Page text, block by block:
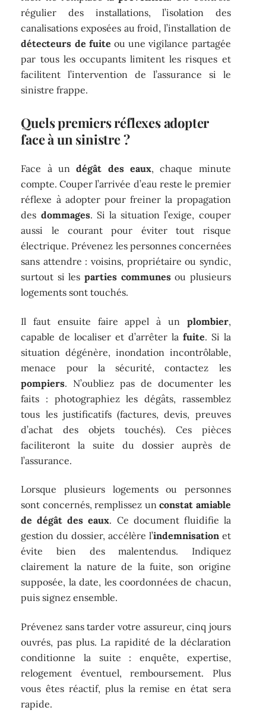
régulier des installations, l’isolation des
canalisations exposées au froid, l’installation de
détecteurs de fuite ou une vigilance partagée
par tous les occupants limitent les risques et
facilitent l’intervention de l’assurance si le
sinistre frappe.
Quels premiers réflexes adopter
face à un sinistre ?
Face à undégât des eaux, chaque minute
compte. Couper l’arrivée d’eau reste le premier
réflexe à adopter pour freiner la propagation
des dommages. Si la situation l’exige, couper
aussi le courant pour éviter tout risque
électrique. Prévenez les personnes concernées
sans attendre : voisins, propriétaire ou syndic,
surtout si les parties communesou plusieurs
logements sont touchés.
Il faut ensuite faire appel à un plombier,
capable de localiser et d’arrêter la fuite. Si la
situation dégénère, inondation incontrôlable,
menace pour la sécurité, contactez les
pompiers. N’oubliez pas de documenter les
faits : photographiez les dégâts, rassemblez
tous les justificatifs (factures, devis, preuves
d’achat des objets touchés). Ces pièces
faciliteront la suite du dossier auprès de
l’assurance.
Lorsque plusieurs logements ou personnes
sont concernés, remplissez unconstat amiable
de dégât des eaux. Ce document fluidifie la
gestion du dossier, accélère l’indemnisationet
évite bien des malentendus. Indiquez
clairement la nature de la fuite, son origine
supposée, la date, les coordonnées de chacun,
puis signez ensemble.
Prévenez sans tarder votre assureur, cinq jours
ouvrés, pas plus. La rapidité de la déclaration
conditionne la suite : enquête, expertise,
relogement éventuel, remboursement. Plus
vous êtes réactif, plus la remise en état sera
rapide.